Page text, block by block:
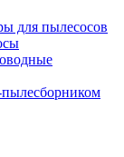
для пылесосов